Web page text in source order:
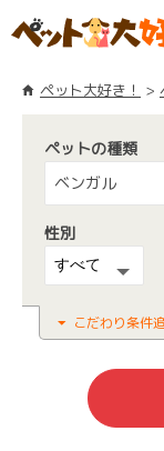
ペット大好き！
ペットの種類
ベンガル
性別
こだわり条件